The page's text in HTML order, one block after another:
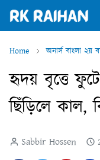
Home অনার্স বাংলা ২য়
হৃদয় বৃত্তে
ছিঁড়িলে কাল,
Sabbir Hossen